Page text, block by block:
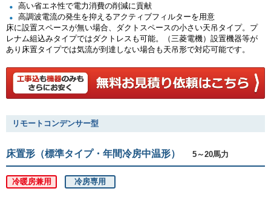
高い省エネ性で電力消費の削減に貢献
高調波電流の発生を抑えるアクティブフィルターを用意
床に設置スペースが無い場合、ダクトスペースの小さい天吊タイプ。プ
レナム組込みタイプではダクトレスも可能。（三菱電機）設置機器等が
あり床置タイプでは気流が到達しない場合も天吊形で対応可能です。
リモートコンデンサー型
床置形（標準タイプ・年間冷房中温形） 5～20馬力
冷暖房兼用 冷房専用